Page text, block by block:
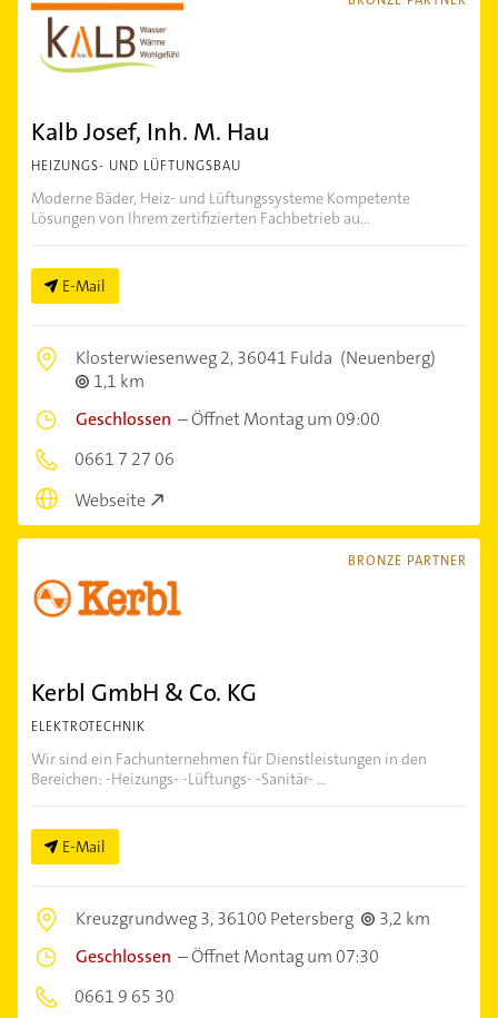
Kalb Josef, Inh. M. Hau
HEIZUNGS- UND LÜFTUNGSBAU
Moderne Bäder, Heiz- und Lüftungssysteme Kompetente
Lösungen von Ihrem zertifizierten Fachbetrieb au...
E-Mail
Klosterwiesenweg 2,36041 Fulda (Neuenberg)
1,1 km
Geschlossen –Öffnet Montag um 09:00
0661 7 27 06
Webseite
BRONZE PARTNER
Kerbl GmbH & Co. KG
ELEKTROTECHNIK
Wir sind ein Fachunternehmen für Dienstleistungen in den
Bereichen: -Heizungs- -Lüftungs- -Sanitär- ...
E-Mail
Kreuzgrundweg 3,36100 Petersberg
3,2 km
Geschlossen –Öffnet Montag um 07:30
0661 9 65 30